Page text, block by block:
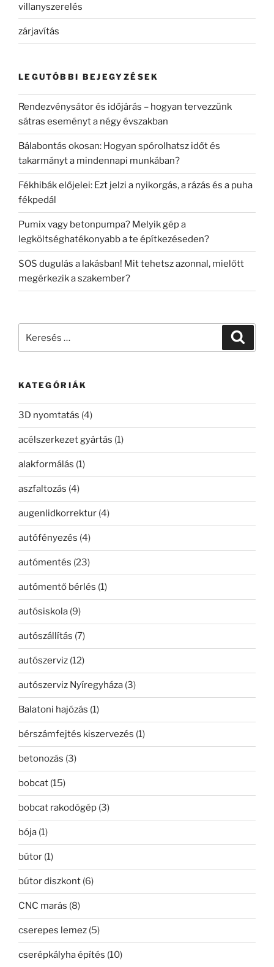
villanyszerelés
zárjavítás
LEGUTÓBBI BEJEGYZÉSEK
Rendezvénysátor és időjárás – hogyan tervezzünk
sátras eseményt a négy évszakban
Bálabontás okosan: Hogyan spórolhatsz időt és
takarmányt a mindennapi munkában?
Fékhibák előjelei: Ezt jelzi a nyikorgás, a rázás és a puha
fékpedál
Pumix vagy betonpumpa? Melyik gép a
legköltséghatékonyabb a te építkezéseden?
SOS dugulás a lakásban! Mit tehetsz azonnal, mielőtt
megérkezik a szakember?
KATEGÓRIÁK
3D nyomtatás (4)
acélszerkezet gyártás (1)
alakformálás (1)
aszfaltozás (4)
augenlidkorrektur (4)
autófényezés (4)
autómentés (23)
autómentő bérlés (1)
autósiskola (9)
autószállítás (7)
autószerviz (12)
autószerviz Nyíregyháza (3)
Balatoni hajózás (1)
bérszámfejtés kiszervezés (1)
betonozás (3)
bobcat (15)
bobcat rakodógép (3)
bója (1)
bútor (1)
bútor diszkont (6)
CNC marás (8)
cserepes lemez (5)
cserépkályha építés (10)